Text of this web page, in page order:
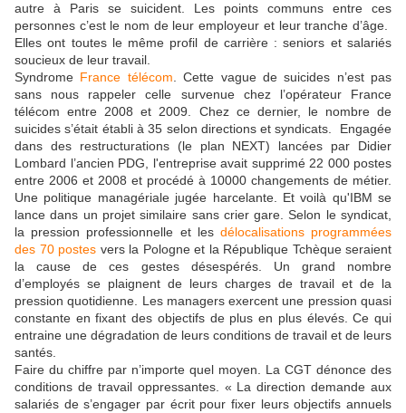
autre à Paris se suicident. Les points communs entre ces
personnes c’est le nom de leur employeur et leur tranche d’âge.
Elles ont toutes le même profil de carrière : seniors et salariés
soucieux de leur travail.
Syndrome France télécom . Cette vague de suicides n’est pas
sans nous rappeler celle survenue chez l’opérateur France
télécom entre 2008 et 2009. Chez ce dernier, le nombre de
suicides s’était établi à 35 selon directions et syndicats. Engagée
dans des restructurations (le plan NEXT) lancées par Didier
Lombard l’ancien PDG, l'entreprise avait supprimé 22 000 postes
entre 2006 et 2008 et procédé à 10000 changements de métier.
Une politique managériale jugée harcelante. Et voilà qu'IBM se
lance dans un projet similaire sans crier gare. Selon le syndicat,
la pression professionnelle et les délocalisations programmées
des 70 postes vers la Pologne et la République Tchèque seraient
la cause de ces gestes désespérés. Un grand nombre
d’employés se plaignent de leurs charges de travail et de la
pression quotidienne. Les managers exercent une pression quasi
constante en fixant des objectifs de plus en plus élevés. Ce qui
entraine une dégradation de leurs conditions de travail et de leurs
santés.
Faire du chiffre par n’importe quel moyen. La CGT dénonce des
conditions de travail oppressantes. « La direction demande aux
salariés de s’engager par écrit pour fixer leurs objectifs annuels